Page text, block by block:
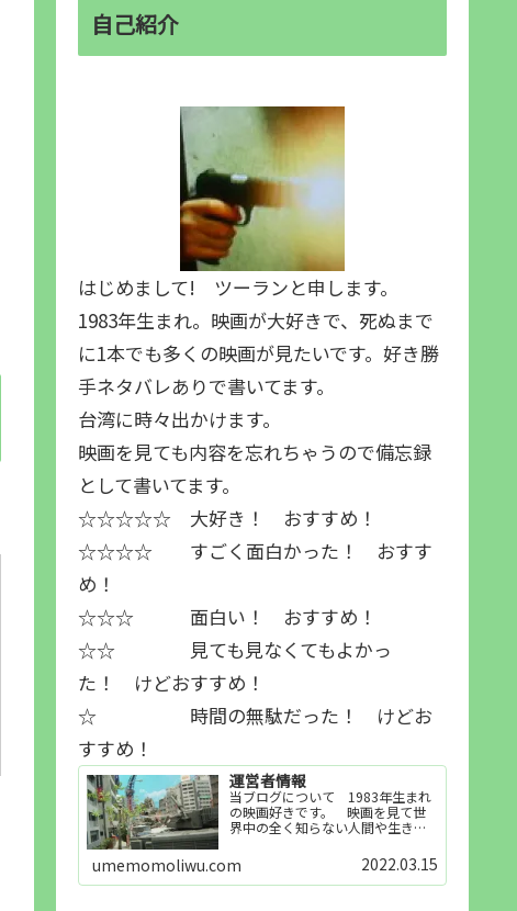
自己紹介
はじめまして! ツーランと申します。
1983年生まれ。映画が大好きで、死ぬまで
に1本でも多くの映画が見たいです。好き勝
手ネタバレありで書いてます。
台湾に時々出かけます。
映画を見ても内容を忘れちゃうので備忘録
として書いてます。
☆☆☆☆☆ 大好き！ おすすめ！
☆☆☆☆ すごく面白かった！ おすす
め！
☆☆☆ 面白い！ おすすめ！
☆☆ 見ても見なくてもよかっ
た！ けどおすすめ！
☆ 時間の無駄だった！ けどお
すすめ！
運営者情報
当ブログについて 1983年生まれ
の映画好きです。 映画を見て世
界中の全く知らない人間や生き物
世界知らない世界に触れることが
好きで映画を見てます。「映画を
見られれば幸福度を高い」とわか
umemomoliwu.com 2022.03.15